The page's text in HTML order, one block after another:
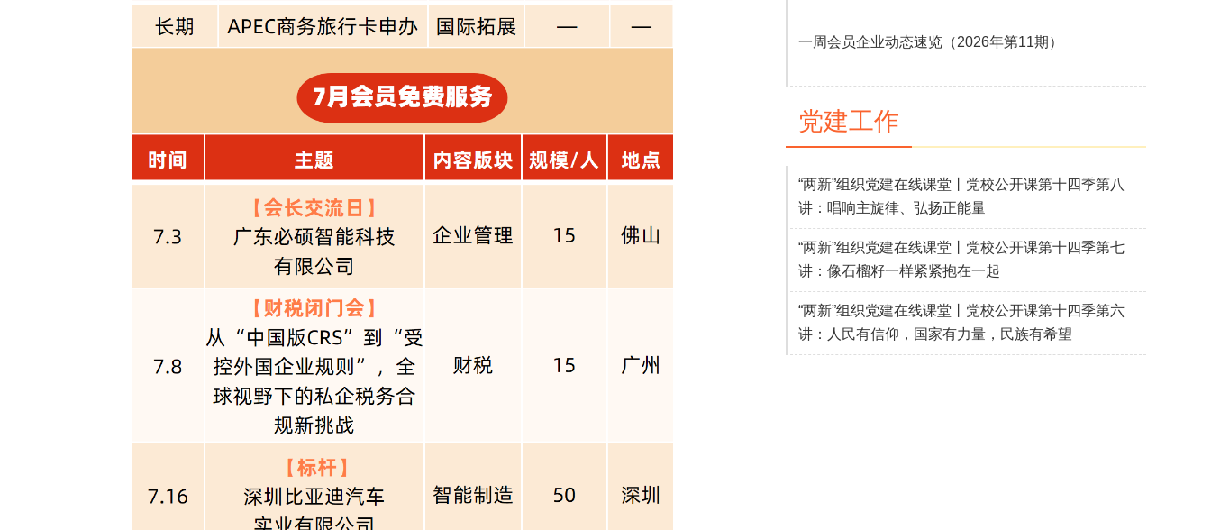
一周会员企业动态速览（2026年第11期）
党建工作
“两新”组织党建在线课堂丨党校公开课第十四季第八
讲：唱响主旋律、弘扬正能量
“两新”组织党建在线课堂丨党校公开课第十四季第七
讲：像石榴籽一样紧紧抱在一起
“两新”组织党建在线课堂丨党校公开课第十四季第六
讲：人民有信仰，国家有力量，民族有希望